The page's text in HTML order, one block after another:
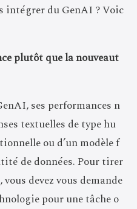
intégrer du GenAI ? Voic
plutôt que la nouveaut
ses performances n
textuelles de type hu
ou d’un modèle f
de données. Pour tirer
devez vous demande
pour une tâche o